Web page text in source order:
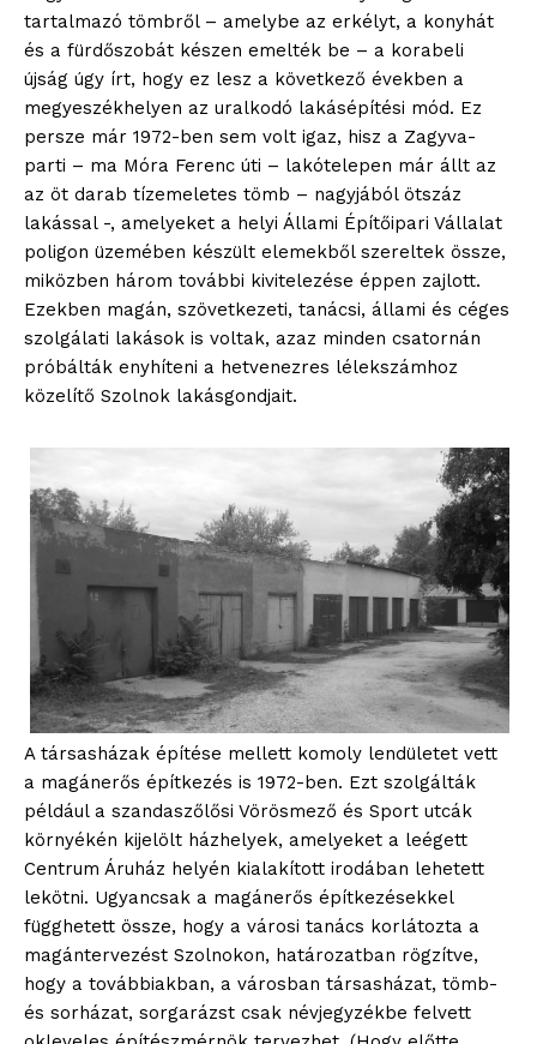
tartalmazó tömbről – amelybe az erkélyt, a konyhát
és a fürdőszobát készen emelték be – a korabeli
újság úgy írt, hogy ez lesz a következő években a
megyeszékhelyen az uralkodó lakásépítési mód. Ez
persze már 1972-ben sem volt igaz, hisz a Zagyva-
parti – ma Móra Ferenc úti – lakótelepen már állt az
az öt darab tízemeletes tömb – nagyjából ötszáz
lakással -, amelyeket a helyi Állami Építőipari Vállalat
poligon üzemében készült elemekből szereltek össze,
miközben három további kivitelezése éppen zajlott.
Ezekben magán, szövetkezeti, tanácsi, állami és céges
szolgálati lakások is voltak, azaz minden csatornán
próbálták enyhíteni a hetvenezres lélekszámhoz
közelítő Szolnok lakásgondjait.
A társasházak építése mellett komoly lendületet vett
a magánerős építkezés is 1972-ben. Ezt szolgálták
például a szandaszőlősi Vörösmező és Sport utcák
környékén kijelölt házhelyek, amelyeket a leégett
Centrum Áruház helyén kialakított irodában lehetett
lekötni. Ugyancsak a magánerős építkezésekkel
függhetett össze, hogy a városi tanács korlátozta a
magántervezést Szolnokon, határozatban rögzítve,
hogy a továbbiakban, a városban társasházat, tömb-
és sorházat, sorgarázst csak névjegyzékbe felvett